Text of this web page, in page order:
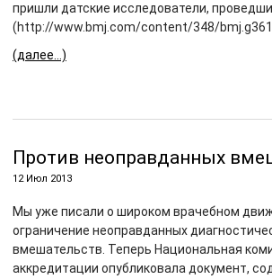
пришли датские исследователи,
(http://www.bmj.com/content/348/
(далее…)
Против неоправданных
12 Июл 2013
Мы уже писали о широком врачебном
ограничение неоправданных
вмешательств. Теперь Национальная
аккредитации опубликовала документ,